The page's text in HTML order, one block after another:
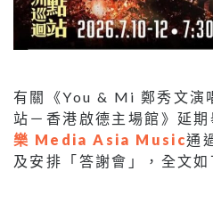
有關《You & Mi 鄭秀文演
站－香港啟德主場館》延
樂 Media Asia Music通
及安排「答謝會」，全文如